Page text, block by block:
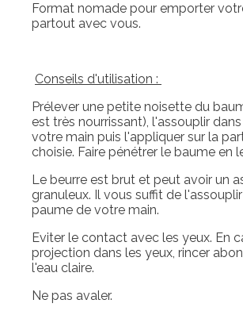
Format nomade pour emporter
partout avec vous.
Conseils d'utilisation :
Prélever une petite noisette du
est très nourrissant), l'assouplir
votre main puis l'appliquer sur la
choisie. Faire pénétrer le baume en
Le beurre est brut et peut avoir un
granuleux. Il vous suffit de
paume de votre main.
Eviter le contact avec les yeux. En
projection dans les yeux, rincer
l'eau claire.
Ne pas avaler.